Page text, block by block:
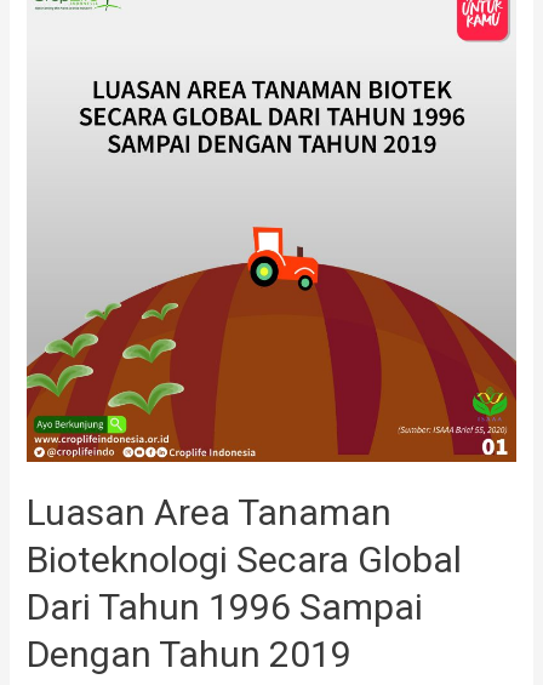
Luasan Area Tanaman
Bioteknologi Secara Global
Dari Tahun 1996 Sampai
Dengan Tahun 2019